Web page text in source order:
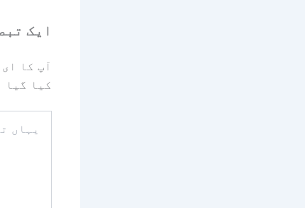
ایک
آپ کا
کیا گیا
تحریر